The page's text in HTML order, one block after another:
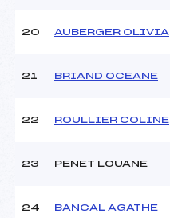
20 AUBERGER OLIVIA
21 BRIAND OCEANE
22 ROULLIER COLINE
23 PENET LOUANE
24 BANCAL AGATHE